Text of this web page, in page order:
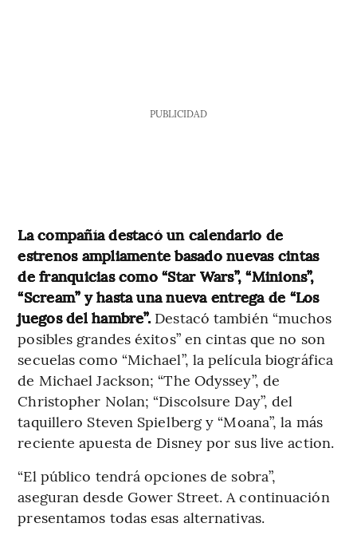
PUBLICIDAD
La compañía destacó un calendario de
estrenos ampliamente basado nuevas cintas
de franquicias como “Star Wars”, “Minions”,
“Scream” y hasta una nueva entrega de “Los
juegos del hambre”. Destacó también “muchos
posibles grandes éxitos” en cintas que no son
secuelas como “Michael”, la película biográfica
de Michael Jackson; “The Odyssey”, de
Christopher Nolan; “Discolsure Day”, del
taquillero Steven Spielberg y “Moana”, la más
reciente apuesta de Disney por sus live action.
“El público tendrá opciones de sobra”,
aseguran desde Gower Street. A continuación
presentamos todas esas alternativas.